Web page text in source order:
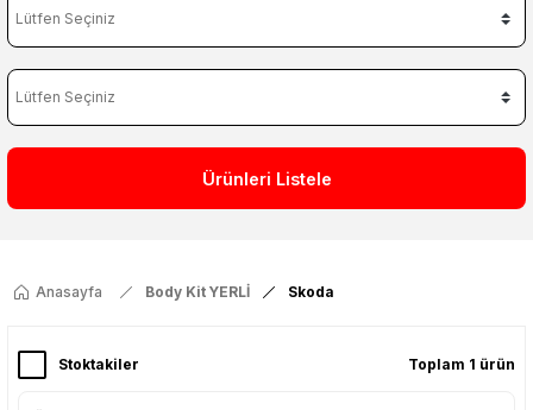
Ürünleri Listele
Anasayfa Body Kit YERLİ Skoda
Stoktakiler Toplam 1 ürün